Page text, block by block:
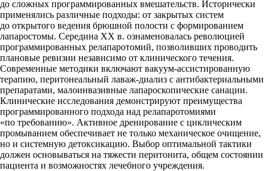
до сложных программированных вмешательств. Исторически
применялись различные подходы: от закрытых систем
до открытого ведения брюшной полости с формированием
лапаростомы. Середина XX в. ознаменовалась революцией
программированных релапаротомий, позволивших проводить
плановые ревизии независимо от клинического течения.
Современные методики включают вакуум-ассистированную
терапию, перитонеальный лаваж-диализ с антибактериальными
препаратами, малоинвазивные лапароскопические санации.
Клинические исследования демонстрируют преимущества
программированного подхода над релапаротомиями
«по требованию». Активное дренирование с циклическим
промыванием обеспечивает не только механическое очищение,
но и системную детоксикацию. Выбор оптимальной тактики
должен основываться на тяжести перитонита, общем состоянии
пациента и возможностях лечебного учреждения.